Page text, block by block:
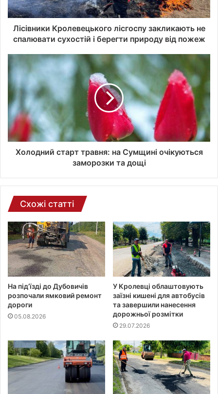
а
ш
л
о
н
о
ш
и
Лісівники Кролевецького лісгоспу закликають не
спалювати сухостій і берегти природу від пожеж
Холодний старт травня: на Сумщині очікуються
заморозки та дощі
Схожі статті
На під’їзді до Дубовичів
розпочали ямковий ремонт
дороги
05.08.2026
У Кролевці облаштовують
заїзні кишені для автобусів
та завершили нанесення
дорожньої розмітки
29.07.2026